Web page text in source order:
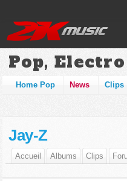
Pop,
Home Pop News Clips
Jay-Z
Accueil Albums Clips